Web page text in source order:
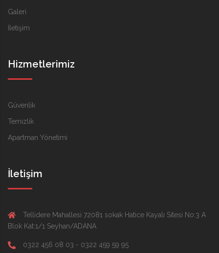
Galeri
İletişim
Hizmetlerimiz
Güvenlik
Temizlik
Apartman Yönetimi
İletişim
Tellidere Mahallesi 72081 sokak Hatice Kayalı Sitesi No:3 A
Blok Kat:1/1 Seyhan/ADANA
0322 456 08 03 - 0322 459 59 95